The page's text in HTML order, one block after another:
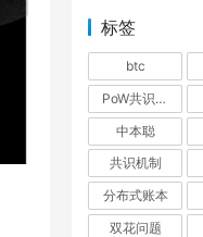
标签
btc
PoW共识机制
中本聪
共识机制
分布式账本
双花问题